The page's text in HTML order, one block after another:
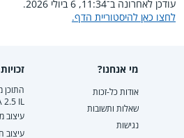
עודכן לאחרונה ב־11:34, 6 ביולי 2026.
לחצו כאן להיסטוריית הדף.
מי אנחנו?
אודות כל-זכות
שאלות ותשובות
נגישות
IL.
עיצוב
עיצוב